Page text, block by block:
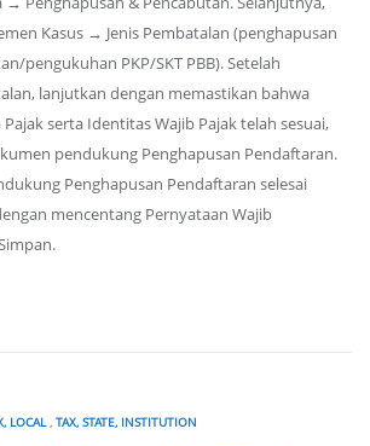
Kasus → Jenis Pembatalan (penghapusan
pengukuhan PKP/SKT PBB). Setelah
lanjutkan dengan memastikan bahwa
serta Identitas Wajib Pajak telah sesuai,
pendukung Penghapusan Pendaftaran.
Penghapusan Pendaftaran selesai
mencentang Pernyataan Wajib
LOCAL,TAX, STATE, INSTITUTION